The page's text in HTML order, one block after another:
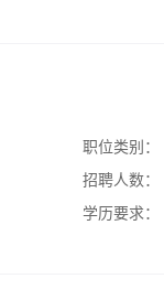
职位类别：
招聘人数：
学历要求：